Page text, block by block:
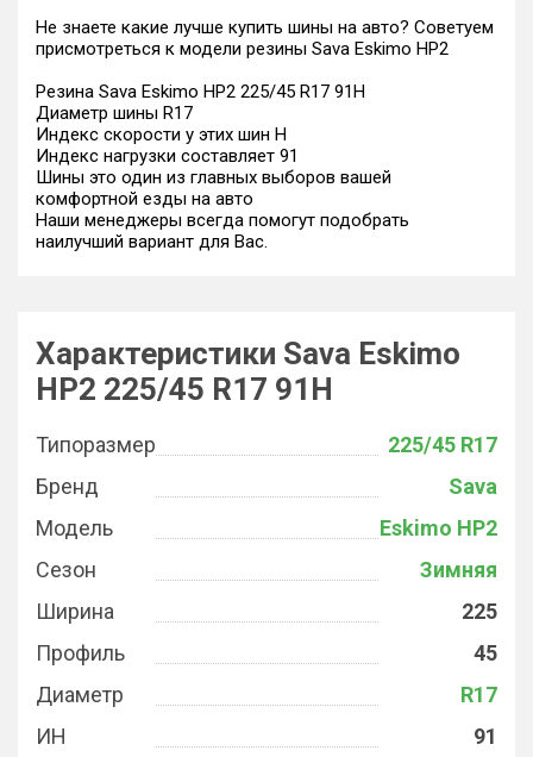
Не знаете какие лучше купить шины на авто? Советуем
присмотреться к модели резины Sava Eskimo HP2
Резина Sava Eskimo HP2 225/45 R17 91H
Диаметр шины R17
Индекс скорости у этих шин H
Индекс нагрузки составляет 91
Шины это один из главных выборов вашей
комфортной езды на авто
Наши менеджеры всегда помогут подобрать
наилучший вариант для Вас.
Характеристики Sava Eskimo
HP2 225/45 R17 91H
Типоразмер
225/45 R17
Бренд
Sava
Модель
Eskimo HP2
Сезон
Зимняя
Ширина
225
Профиль
45
Диаметр
R17
ИН
91